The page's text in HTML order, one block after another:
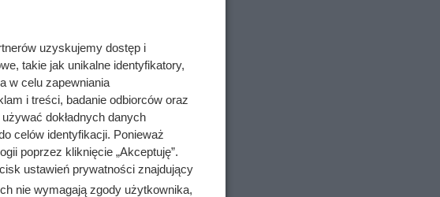
uzyskujemy dostęp i
takie jak unikalne identyfikatory,
w celu zapewniania
i treści, badanie odbiorców oraz
dokładnych danych
celów identyfikacji. Ponieważ
poprzez kliknięcie „Akceptuję”.
ustawień prywatności znajdujący
nie wymagają zgody użytkownika,